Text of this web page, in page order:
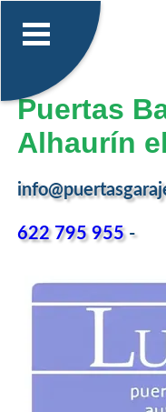
Puertas
Alhaurín
622 795 955-